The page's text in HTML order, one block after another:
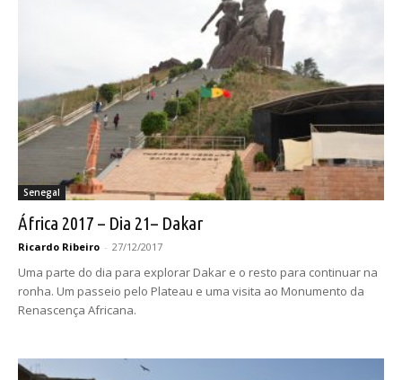
Senegal
África 2017 – Dia 21– Dakar
Ricardo Ribeiro - 27/12/2017
Uma parte do dia para explorar Dakar e o resto para continuar na
ronha. Um passeio pelo Plateau e uma visita ao Monumento da
Renascença Africana.